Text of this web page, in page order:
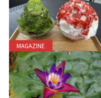
MAGAZINE